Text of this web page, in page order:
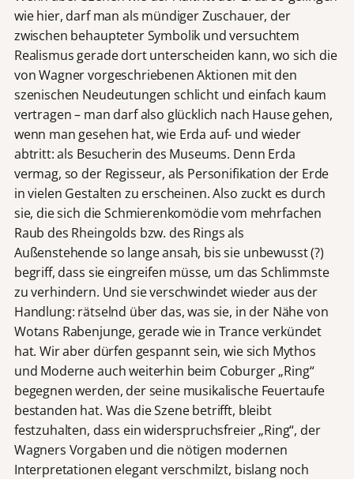
wie hier, darf man als mündiger Zuschauer, der
zwischen behaupteter Symbolik und versuchtem
Realismus gerade dort unterscheiden kann, wo sich die
von Wagner vorgeschriebenen Aktionen mit den
szenischen Neudeutungen schlicht und einfach kaum
vertragen – man darf also glücklich nach Hause gehen,
wenn man gesehen hat, wie Erda auf- und wieder
abtritt: als Besucherin des Museums. Denn Erda
vermag, so der Regisseur, als Personifikation der Erde
in vielen Gestalten zu erscheinen. Also zuckt es durch
sie, die sich die Schmierenkomödie vom mehrfachen
Raub des Rheingolds bzw. des Rings als
Außenstehende so lange ansah, bis sie unbewusst (?)
begriff, dass sie eingreifen müsse, um das Schlimmste
zu verhindern. Und sie verschwindet wieder aus der
Handlung: rätselnd über das, was sie, in der Nähe von
Wotans Rabenjunge, gerade wie in Trance verkündet
hat. Wir aber dürfen gespannt sein, wie sich Mythos
und Moderne auch weiterhin beim Coburger „Ring“
begegnen werden, der seine musikalische Feuertaufe
bestanden hat. Was die Szene betrifft, bleibt
festzuhalten, dass ein widerspruchsfreier „Ring“, der
Wagners Vorgaben und die nötigen modernen
Interpretationen elegant verschmilzt, bislang noch